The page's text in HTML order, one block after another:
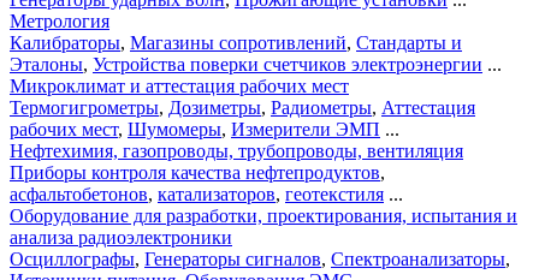
Метрология
Калибраторы, Магазины сопротивлений, Стандарты и
Эталоны, Устройства поверки счетчиков электроэнергии ...
Микроклимат и аттестация рабочих мест
Термогигрометры, Дозиметры, Радиометры, Аттестация
рабочих мест, Шумомеры, Измерители ЭМП ...
Нефтехимия, газопроводы, трубопроводы, вентиляция
Приборы контроля качества нефтепродуктов,
асфальтобетонов, катализаторов, геотекстиля ...
Оборудование для разработки, проектирования, испытания и
анализа радиоэлектроники
Осциллографы, Генераторы сигналов, Спектроанализаторы,